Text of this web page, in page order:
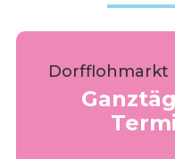
Dorfflohmarkt